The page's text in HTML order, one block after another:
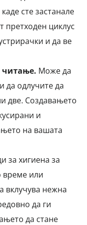
сте застанале
претходен циклус
и да ве
читање. Може да
да одлучите да
две. Создавањето
и
на вашата
за хигиена за
време или
вклучува нежна
да ги
да стане